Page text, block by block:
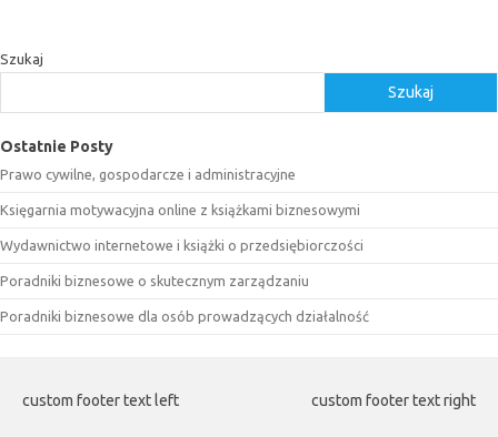
Szukaj
Szukaj
Ostatnie Posty
Prawo cywilne, gospodarcze i administracyjne
Księgarnia motywacyjna online z książkami biznesowymi
Wydawnictwo internetowe i książki o przedsiębiorczości
Poradniki biznesowe o skutecznym zarządzaniu
Poradniki biznesowe dla osób prowadzących działalność
custom footer text left custom footer text right